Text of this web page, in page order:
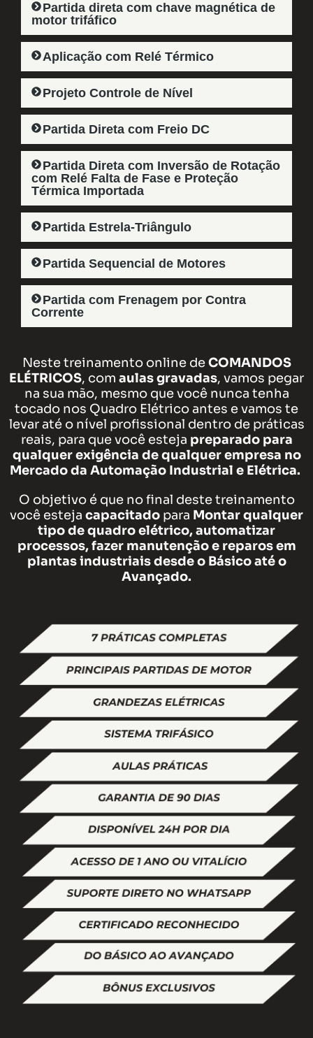
Partida direta com chave magnética de
motor trifáfico​
Aplicação com Relé Térmico​
Projeto Controle de Nível​
Partida Direta com Freio DC​
Partida Direta com Inversão de Rotação
com Relé Falta de Fase e Proteção
Térmica Importada​
Partida Estrela-Triângulo​
Partida Sequencial de Motores​
Partida com Frenagem por Contra
Corrente​
Neste treinamento online deCOMANDOS
ELÉTRICOS, com aulas gravadas, vamos pegar
na sua mão, mesmo que você nunca tenha
tocado nos Quadro Elétrico antes e vamos te
levar até o nível profissional dentro de práticas
reais, para que você esteja preparado para
qualquer exigência de qualquer empresa no
Mercado da Automação Industrial e Elétrica.
O objetivo é que no final deste treinamento
você esteja capacitado para Montar qualquer
tipo de quadro elétrico, automatizar
processos, fazer manutenção e reparos em
plantas industriais desde o Básico até o
Avançado.